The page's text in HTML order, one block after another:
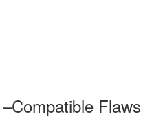
Flaws